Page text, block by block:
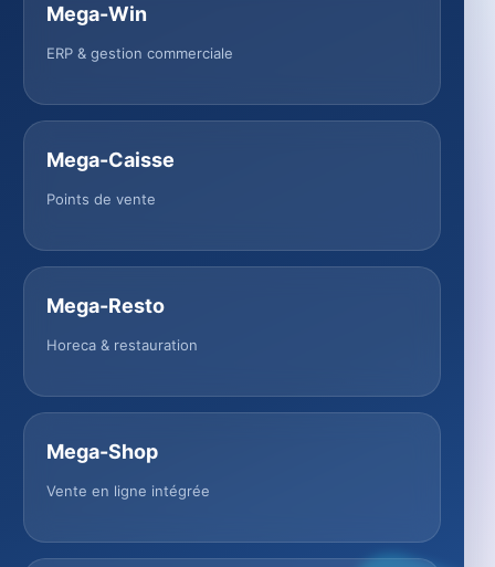
Mega-Win
ERP & gestion commerciale
Mega-Caisse
Points de vente
Mega-Resto
Horeca & restauration
Mega-Shop
Vente en ligne intégrée